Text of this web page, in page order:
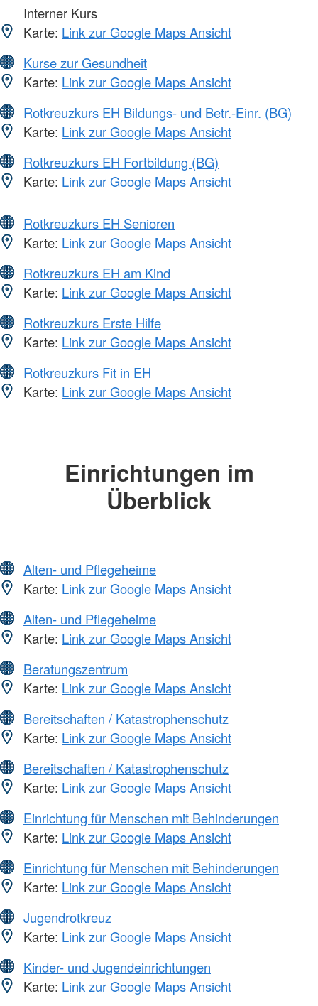
Interner Kurs
Karte: Link zur Google Maps Ansicht
Kurse zur Gesundheit
Karte: Link zur Google Maps Ansicht
Rotkreuzkurs EH Bildungs- und Betr.-Einr. (BG)
Karte: Link zur Google Maps Ansicht
Rotkreuzkurs EH Fortbildung (BG)
Karte: Link zur Google Maps Ansicht
Rotkreuzkurs EH Senioren
Karte: Link zur Google Maps Ansicht
Rotkreuzkurs EH am Kind
Karte: Link zur Google Maps Ansicht
Rotkreuzkurs Erste Hilfe
Karte: Link zur Google Maps Ansicht
Rotkreuzkurs Fit in EH
Karte: Link zur Google Maps Ansicht
Einrichtungen im
Überblick
Alten- und Pflegeheime
Karte: Link zur Google Maps Ansicht
Alten- und Pflegeheime
Karte: Link zur Google Maps Ansicht
Beratungszentrum
Karte: Link zur Google Maps Ansicht
Bereitschaften / Katastrophenschutz
Karte: Link zur Google Maps Ansicht
Bereitschaften / Katastrophenschutz
Karte: Link zur Google Maps Ansicht
Einrichtung für Menschen mit Behinderungen
Karte: Link zur Google Maps Ansicht
Einrichtung für Menschen mit Behinderungen
Karte: Link zur Google Maps Ansicht
Jugendrotkreuz
Karte: Link zur Google Maps Ansicht
Kinder- und Jugendeinrichtungen
Karte: Link zur Google Maps Ansicht